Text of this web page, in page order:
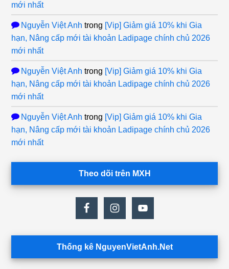
mới nhất
Nguyễn Việt Anh trong [Vip] Giảm giá 10% khi Gia
hạn, Nâng cấp mới tài khoản Ladipage chính chủ 2026
mới nhất
Nguyễn Việt Anh trong [Vip] Giảm giá 10% khi Gia
hạn, Nâng cấp mới tài khoản Ladipage chính chủ 2026
mới nhất
Nguyễn Việt Anh trong [Vip] Giảm giá 10% khi Gia
hạn, Nâng cấp mới tài khoản Ladipage chính chủ 2026
mới nhất
Theo dõi trên MXH
Thống kê NguyenVietAnh.Net